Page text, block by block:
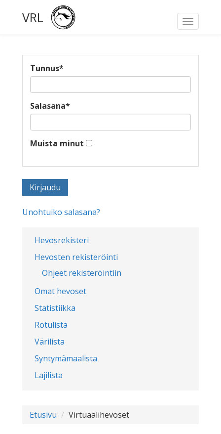
Toggle
VRL
Hevosrekisteri
Hevosten rekisteröinti
Ohjeet rekisteröintiin
Omat hevoset
Statistiikka
Rotulista
Värilista
Syntymämaalista
Lajilista
Tunnus*
Salasana*
Muista minut
Unohtuiko salasana?
Etusivu Virtuaalihevoset